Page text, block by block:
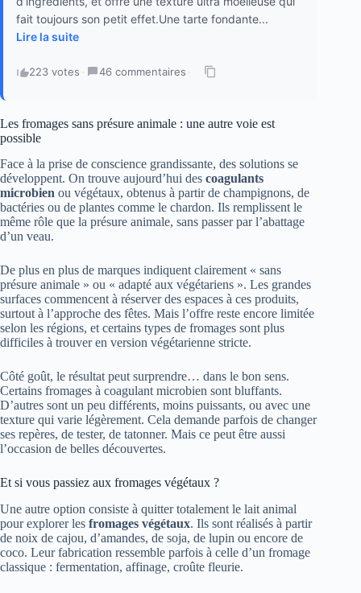
fait toujours son petit effet.Une tarte fondante...
Lire la suite
223 votes · 46 commentaires ·
Les fromages sans présure animale : une autre voie est
possible
Face à la prise de conscience grandissante, des solutions se
développent. On trouve aujourd’hui des coagulants
microbien ou végétaux, obtenus à partir de champignons, de
bactéries ou de plantes comme le chardon. Ils remplissent le
même rôle que la présure animale, sans passer par l’abattage
d’un veau.
De plus en plus de marques indiquent clairement « sans
présure animale » ou « adapté aux végétariens ». Les grandes
surfaces commencent à réserver des espaces à ces produits,
surtout à l’approche des fêtes. Mais l’offre reste encore limitée
selon les régions, et certains types de fromages sont plus
difficiles à trouver en version végétarienne stricte.
Côté goût, le résultat peut surprendre… dans le bon sens.
Certains fromages à coagulant microbien sont bluffants.
D’autres sont un peu différents, moins puissants, ou avec une
texture qui varie légèrement. Cela demande parfois de changer
ses repères, de tester, de tatonner. Mais ce peut être aussi
l’occasion de belles découvertes.
Et si vous passiez aux fromages végétaux ?
Une autre option consiste à quitter totalement le lait animal
pour explorer les fromages végétaux. Ils sont réalisés à partir
de noix de cajou, d’amandes, de soja, de lupin ou encore de
coco. Leur fabrication ressemble parfois à celle d’un fromage
classique : fermentation, affinage, croûte fleurie.